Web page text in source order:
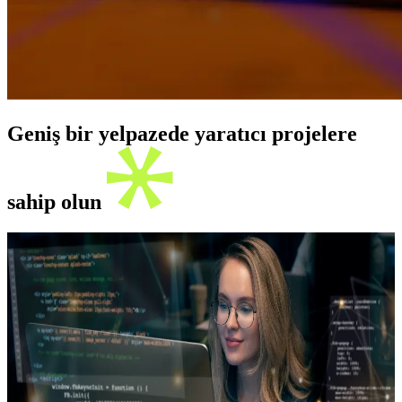
Geniş bir yelpazede yaratıcı projelere
sahip olun